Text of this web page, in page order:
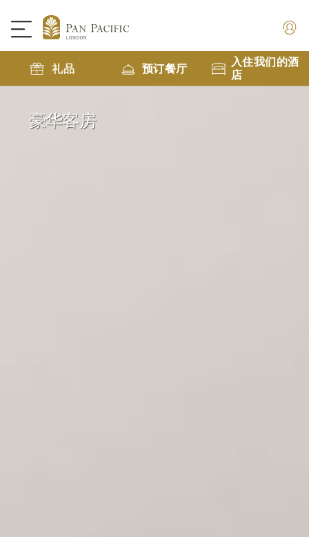
礼品 预订餐厅
入住我们的酒
店
豪华客房